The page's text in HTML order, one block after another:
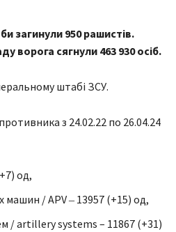
загинули 950 рашистів.
ворога сягнули 463 930 осіб.
штабі ЗСУ.
з 24.02.22 по 26.04.24
од,
/ APV ‒ 13957 (+15) од,
/ artillery systems – 11867 (+31)